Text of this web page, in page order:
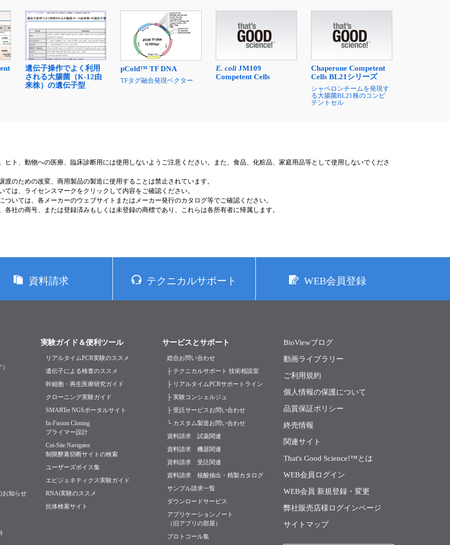
遺伝子操作でよく利用
される大腸菌（K-12由
来株）の遺伝子型
pCold™ TF DNA
TFタグ融合発現ベクター
E. coli JM109
Competent Cells
Chaperone Competent
Cells BL21シリーズ
シャペロンチームを発現す
る大腸菌BL21株のコンピ
テントセル
ト、動物への医療、臨床診断用には使用しないようご注意ください。また、食品、化粧品、家庭用品等として使用しないでくださ
のための改変、商用製品の製造に使用することは禁止されています。
は、ライセンスマークをクリックして内容をご確認ください。
いては、各メーカーのウェブサイトまたはメーカー発行のカタログ等でご確認ください。
社の商号、または登録済みもしくは未登録の商標であり、これらは各所有者に帰属します。
資料請求 テクニカルサポート WEB会員登録
お知らせ
実験ガイド＆便利ツール
リアルタイムPCR実験のススメ
遺伝子による検査のススメ
幹細胞・再生医療研究ガイド
クローニング実験ガイド
SMARTer NGSポータルサイト
In-Fusion Cloning
プライマー設計
Cut-Site Navigator
制限酵素切断サイトの検索
ユーザーズボイス集
エピジェネティクス実験ガイド
RNAi実験のススメ
抗体検索サイト
サービスとサポート
総合お問い合わせ
├ テクニカルサポート 技術相談室
├ リアルタイムPCRサポートライン
├ 実験コンシェルジュ
├ 受託サービスお問い合わせ
└ カスタム製造お問い合わせ
資料請求 試薬関連
資料請求 機器関連
資料請求 受託関連
資料請求 核酸抽出・精製カタログ
サンプル請求一覧
ダウンロードサービス
アプリケーションノート
（旧アプリの部屋）
プロトコール集
BioViewブログ
動画ライブラリー
ご利用規約
個人情報の保護について
品質保証ポリシー
終売情報
関連サイト
That's Good Science!™とは
WEB会員ログイン
WEB会員 新規登録・変更
弊社販売店様ログインページ
サイトマップ